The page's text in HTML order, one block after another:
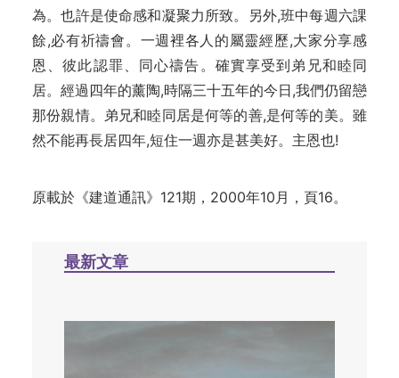
為。也許是使命感和凝聚力所致。另外,班中每週六課
餘,必有祈禱會。一週裡各人的屬靈經歷,大家分享感
恩、彼此認罪、同心禱告。確實享受到弟兄和睦同
居。經過四年的薰陶,時隔三十五年的今日,我們仍留戀
那份親情。弟兄和睦同居是何等的善,是何等的美。雖
然不能再長居四年,短住一週亦是甚美好。主恩也!
原載於《建道通訊》121期，2000年10月，頁16。
最新文章